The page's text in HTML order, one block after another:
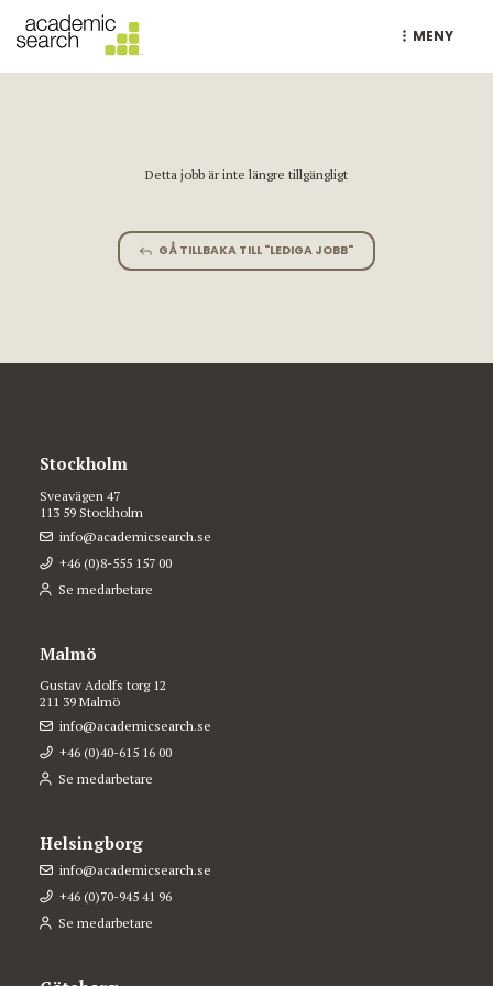
MENY
Detta jobb är inte längre tillgängligt
GÅ TILLBAKA TILL "LEDIGA JOBB"
Stockholm
Sveavägen 47
113 59 Stockholm
info@academicsearch.se
+46 (0)8-555 157 00
Se medarbetare
Malmö
Gustav Adolfs torg 12
211 39 Malmö
info@academicsearch.se
+46 (0)40-615 16 00
Se medarbetare
Helsingborg
info@academicsearch.se
+46 (0)70-945 41 96
Se medarbetare